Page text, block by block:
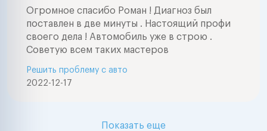
Огромное спасибо Роман ! Диагноз был
поставлен в две минуты . Настоящий профи
своего дела ! Автомобиль уже в строю .
Советую всем таких мастеров
2022-12-17
Решить проблему с авто
Показать еще